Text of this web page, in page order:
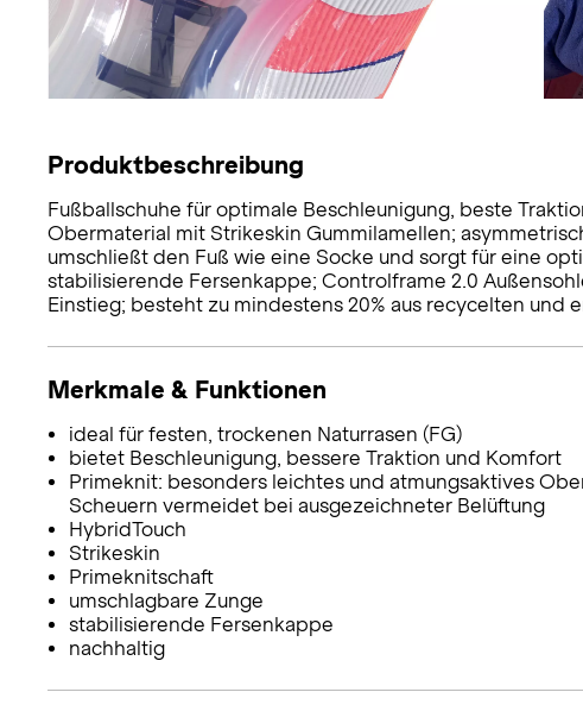
Produktbeschreibung
Fußballschuhe für optimale Beschleunigung, beste
Obermaterial mit Strikeskin Gummilamellen;
umschließt den Fuß wie eine Socke und sorgt für eine
stabilisierende Fersenkappe; Controlframe 2.0
Einstieg; besteht zu mindestens 20% aus recycelten und
Merkmale & Funktionen
ideal für festen, trockenen Naturrasen (FG)
bietet Beschleunigung, bessere Traktion und Komfort
Primeknit: besonders leichtes und atmungsaktives
Scheuern vermeidet bei ausgezeichneter Belüftung
HybridTouch
Strikeskin
Primeknitschaft
umschlagbare Zunge
stabilisierende Fersenkappe
nachhaltig